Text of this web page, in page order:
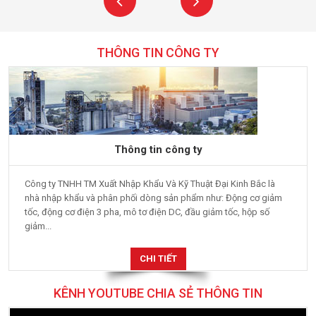
THÔNG TIN CÔNG TY
Thông tin công ty
Công ty TNHH TM Xuất Nhập Khẩu Và Kỹ Thuật Đại Kinh Bắc là
nhà nhập khẩu và phân phối dòng sản phẩm như: Động cơ giảm
tốc, động cơ điện 3 pha, mô tơ điện DC, đầu giảm tốc, hộp số
giảm...
CHI TIẾT
KÊNH YOUTUBE CHIA SẺ THÔNG TIN